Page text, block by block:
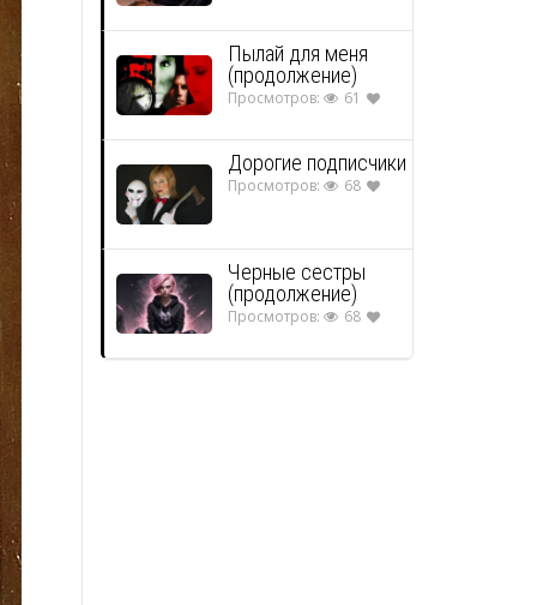
Пылай для меня
(продолжение)
Просмотров: 61
Дорогие подписчики
Просмотров: 68
Черные сестры
(продолжение)
Просмотров: 68